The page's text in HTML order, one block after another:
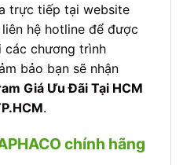
trực tiếp tại website
hệ hotline để được
các chương trình
bảo bạn sẽ nhận
Giá Ưu Đãi Tại HCM
.
chính hãng